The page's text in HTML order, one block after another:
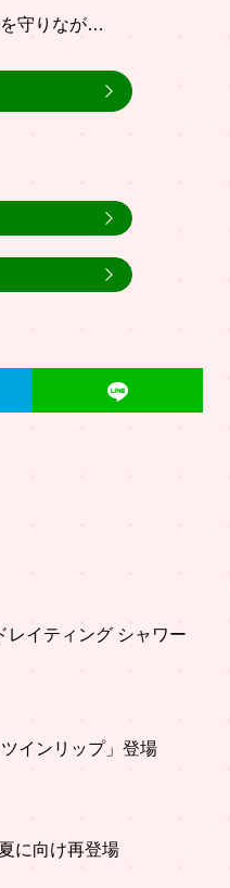
守りなが…
レイティング シャワー
インリップ」登場
に向け再登場